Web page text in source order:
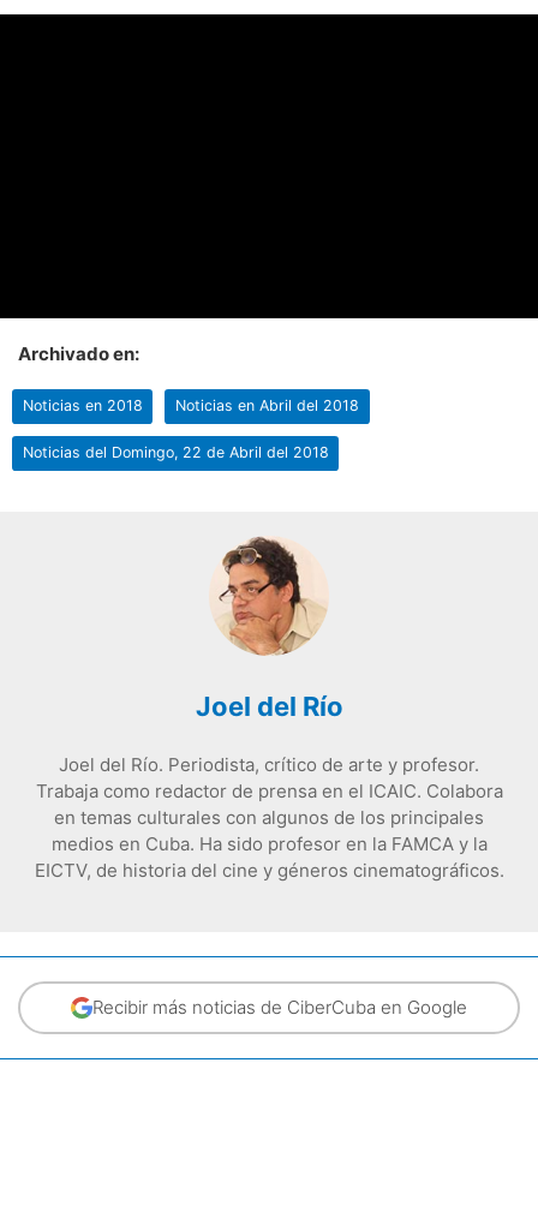
Archivado en:
Noticias en 2018 Noticias en Abril del 2018
Noticias del Domingo, 22 de Abril del 2018
Joel del Río
Joel del Río. Periodista, crítico de arte y profesor.
Trabaja como redactor de prensa en el ICAIC. Colabora
en temas culturales con algunos de los principales
medios en Cuba. Ha sido profesor en la FAMCA y la
EICTV, de historia del cine y géneros cinematográficos.
Recibir más noticias de CiberCuba en Google